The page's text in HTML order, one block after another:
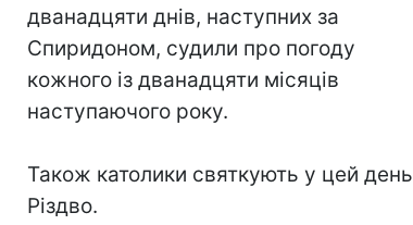
дванадцяти днів, наступних за
Спиридоном, судили про погоду
кожного із дванадцяти місяців
наступаючого року.
Також католики святкують у цей день
Різдво.